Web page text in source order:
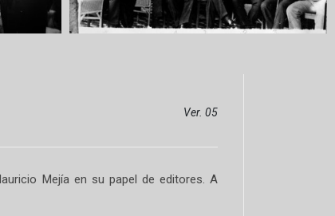
Ver. 05
Mejía en su papel de editores. A